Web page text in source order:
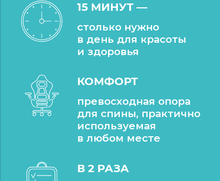
15 МИНУТ —
столько нужно
в день для красоты
и здоровья
КОМФОРТ
превосходная опора
для спины, практично
используемая
в любом месте
В 2 РАЗА